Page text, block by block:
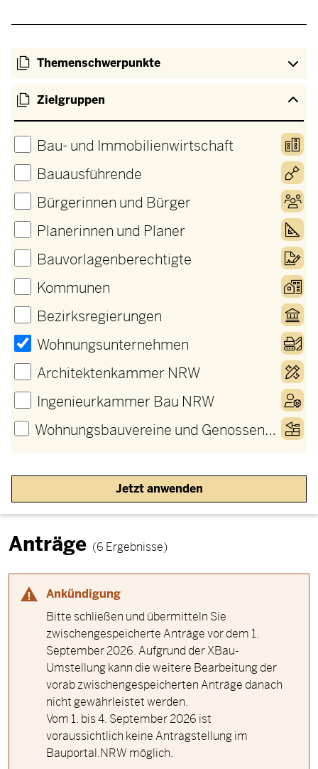
Themenschwerpunkte
Zielgruppen
Bau- und Immobilienwirtschaft
Bauausführende
Bürgerinnen und Bürger
Planerinnen und Planer
Bauvorlagenberechtigte
Kommunen
Bezirksregierungen
Wohnungsunternehmen
Architektenkammer NRW
Ingenieurkammer Bau NRW
Wohnungsbauvereine und Genossenschaften​
Jetzt anwenden
Anträge (6 Ergebnisse)
Ankündigung
Bitte schließen und übermitteln Sie
zwischengespeicherte Anträge vor dem 1.
September 2026. Aufgrund der XBau-
Umstellung kann die weitere Bearbeitung der
vorab zwischengespeicherten Anträge danach
nicht gewährleistet werden.
Vom 1. bis 4. September 2026 ist
voraussichtlich keine Antragstellung im
Bauportal.NRW möglich.